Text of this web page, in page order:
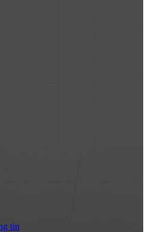
tin